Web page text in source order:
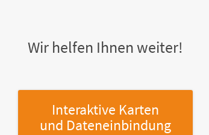
Wir helfen Ihnen weiter!
Interaktive Karten
und Dateneinbindung